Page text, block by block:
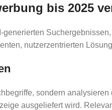
bis 2025
nutzerzentrierten
sondern
ausgeliefert wird.